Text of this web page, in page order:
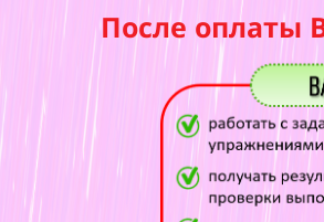
После оплаты